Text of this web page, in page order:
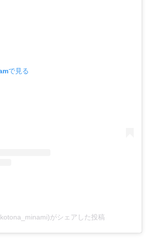
で見る
がシェアした投稿